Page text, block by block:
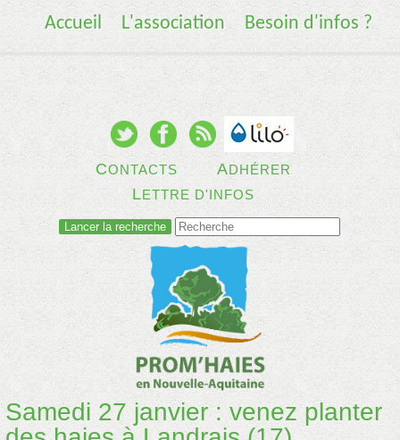
CONTACTS ADHÉRER
LETTRE D'INFOS
Accueil L'association Besoin d'infos ?
Samedi 27 janvier : venez planter